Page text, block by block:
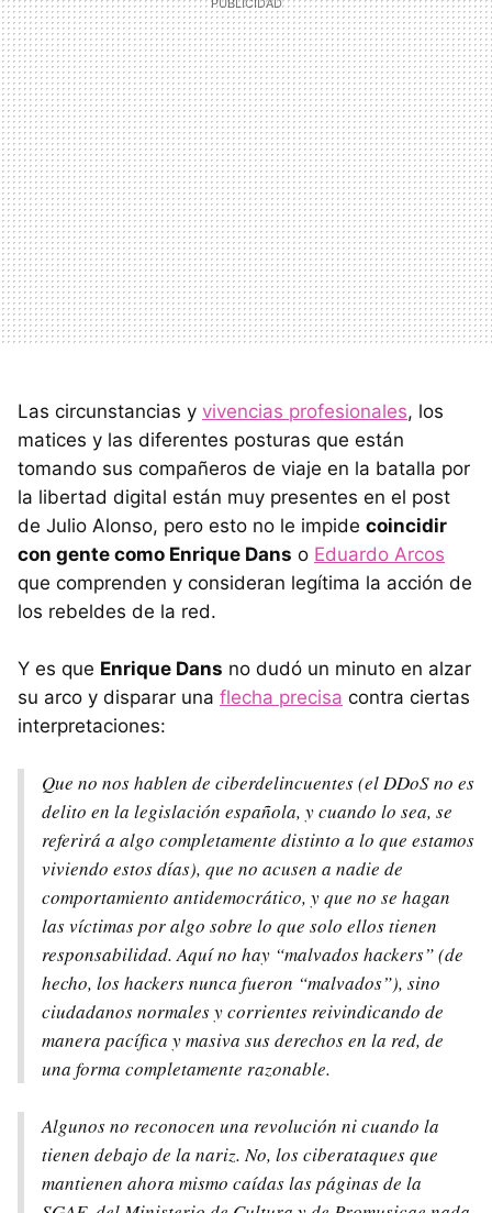
Las circunstancias y vivencias profesionales, los
matices y las diferentes posturas que están
tomando sus compañeros de viaje en la batalla por
la libertad digital están muy presentes en el post
de Julio Alonso, pero esto no le impide coincidir
con gente como Enrique Dans o Eduardo Arcos
que comprenden y consideran legítima la acción de
los rebeldes de la red.
Y es que Enrique Dans no dudó un minuto en alzar
su arco y disparar una flecha precisa contra ciertas
interpretaciones:
Que no nos hablen de ciberdelincuentes (el DDoS no es
delito en la legislación española, y cuando lo sea, se
referirá a algo completamente distinto a lo que estamos
viviendo estos días), que no acusen a nadie de
comportamiento antidemocrático, y que no se hagan
las víctimas por algo sobre lo que solo ellos tienen
responsabilidad. Aquí no hay “malvados hackers” (de
hecho, los hackers nunca fueron “malvados”), sino
ciudadanos normales y corrientes reivindicando de
manera pacífica y masiva sus derechos en la red, de
una forma completamente razonable.
Algunos no reconocen una revolución ni cuando la
tienen debajo de la nariz. No, los ciberataques que
mantienen ahora mismo caídas las páginas de la